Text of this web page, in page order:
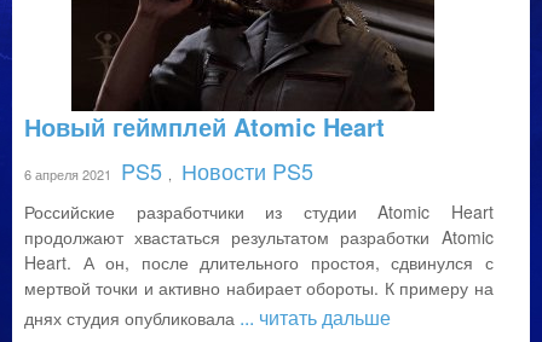
Новый геймплей Atomic Heart
6 апреля 2021 PS5 Новости PS5
Российские разработчики из студии Atomic Heart
продолжают хвастаться результатом разработки Atomic
Heart. А он, после длительного простоя, сдвинулся с
мертвой точки и активно набирает обороты. К примеру на
днях студия опубликовала ... читать дальше